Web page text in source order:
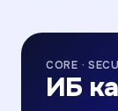
CORE ·
ИБ